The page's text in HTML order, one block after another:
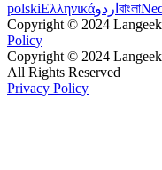
polskiΕλληνικάاردو বাংলা
Copyright © 2024
Policy
Copyright © 2024
All Rights Reserved
Privacy Policy